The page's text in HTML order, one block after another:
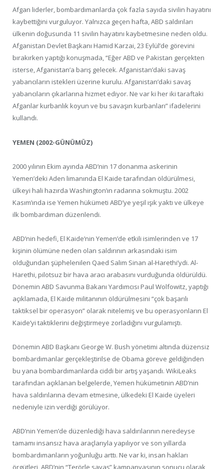
Afgan liderler, bombardımanlarda çok fazla sayıda sivilin hayatını
kaybettiğini vurguluyor. Yalnızca geçen hafta, ABD saldırıları
ülkenin doğusunda 11 sivilin hayatını kaybetmesine neden oldu.
Afganistan Devlet Başkanı Hamid Karzai, 23 Eylül’de görevini
bırakırken yaptığı konuşmada, “Eğer ABD ve Pakistan gerçekten
isterse, Afganistan’a barış gelecek. Afganistan’daki savaş
yabancıların istekleri üzerine kurulu. Afganistan’daki savaş
yabancıların çıkarlarına hizmet ediyor. Ne var ki her iki taraftaki
Afganlar kurbanlık koyun ve bu savaşın kurbanları” ifadelerini
kullandı.
YEMEN (2002-GÜNÜMÜZ)
2000 yılının Ekim ayında ABD’nin 17 donanma askerinin
Yemen’deki Aden limanında El Kaide tarafından öldürülmesi,
ülkeyi hali hazırda Washington’ın radarına sokmuştu. 2002
Kasım’ında ise Yemen hükümeti ABD’ye yeşil ışık yaktı ve ülkeye
ilk bombardıman düzenlendi.
ABD’nin hedefi, El Kaide’nin Yemen’de etkili isimlerinden ve 17
kişinin ölümüne neden olan saldırının arkasındaki isim
olduğundan şüphelenilen Qaed Salim Sinan al-Harethi’ydi. Al-
Harethi, pilotsuz bir hava aracı arabasını vurduğunda öldürüldü.
Dönemin ABD Savunma Bakanı Yardımcısı Paul Wolfowitz, yaptığı
açıklamada, El Kaide militanının öldürülmesini “çok başarılı
taktiksel bir operasyon” olarak nitelemiş ve bu operasyonların El
Kaide’yi taktiklerini değiştirmeye zorladığını vurgulamıştı.
Dönemin ABD Başkanı George W. Bush yönetimi altında düzensiz
bombardımanlar gerçekleştirilse de Obama göreve geldiğinden
bu yana bombardımanlarda ciddi bir artış yaşandı. WikiLeaks
tarafından açıklanan belgelerde, Yemen hükümetinin ABD’nin
hava saldırılarına devam etmesine, ülkedeki El Kaide üyeleri
nedeniyle izin verdiği görülüyor.
ABD’nin Yemen’de düzenlediği hava saldırılarının neredeyse
tamamı insansız hava araçlarıyla yapılıyor ve son yıllarda
bombardımanların yoğunluğu arttı. Ne var ki, insan hakları
örgütleri, ABD’nin “Terörle savaş” kampanyasının sonucu olarak